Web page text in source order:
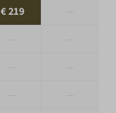
€ 219